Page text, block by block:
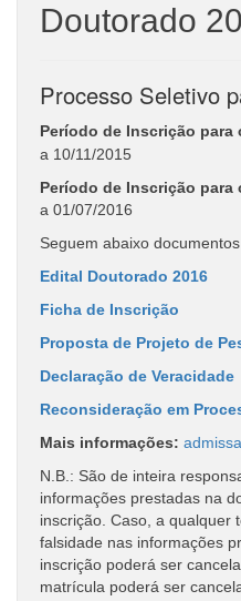
Doutorado
Processo Seletivo
Período de Inscrição para
a 10/11/2015
Período de Inscrição para
a 01/07/2016
Seguem abaixo
Edital Doutorado 2016
Ficha de Inscrição
Proposta de Projeto de
Declaração de Veracidade
Reconsideração em
Mais informações:
N.B.: São de inteira
informações prestadas na
inscrição. Caso, a qualquer
falsidade nas informações
inscrição poderá ser
matrícula poderá ser